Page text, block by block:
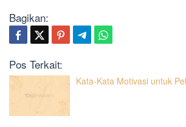
Bagikan:
Pos Terkait:
Kata-Kata Motivasi untuk